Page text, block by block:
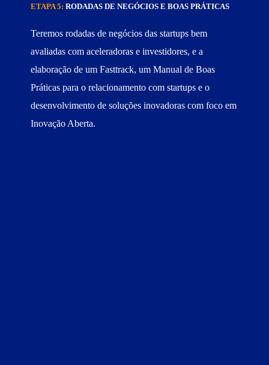
ETAPA 5: RODADAS DE NEGÓCIOS E BOAS PRÁTICAS
Teremos rodadas de negócios das startups bem
avaliadas com aceleradoras e investidores, e a
elaboração de um Fasttrack, um Manual de Boas
Práticas para o relacionamento com startups e o
desenvolvimento de soluções inovadoras com foco em
Inovação Aberta.